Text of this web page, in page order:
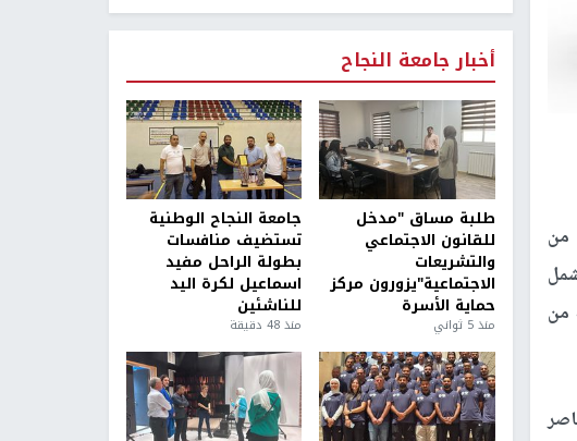
من
من
أخبار جامعة النجاح
طلبة مساق "مدخل
للقانون الاجتماعي
والتشريعات
الاجتماعية"يزورون مركز
حماية الأسرة
منذ 5 ثواني
جامعة النجاح الوطنية
تستضيف منافسات
بطولة الراحل مفيد
اسماعيل لكرة اليد
للناشئين
منذ 48 دقيقة